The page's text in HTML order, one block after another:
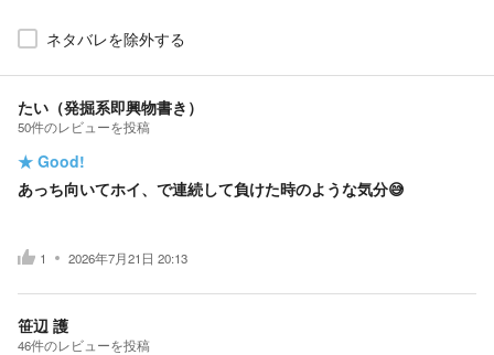
ネタバレを除外する
たい（発掘系即興物書き）
50件のレビューを投稿
★ Good!
あっち向いてホイ、で連続して負けた時のような気分😅
1 2026年7月21日 20:13
笹辺 護
46件のレビューを投稿